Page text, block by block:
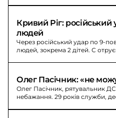
Кривий Ріг:
людей
Через російський удар по 9-
людей, зокрема 2 дітей. С
Олег Пасічник: «не
Олег Пасічник, рятувальник
небажання. 29 років служби,